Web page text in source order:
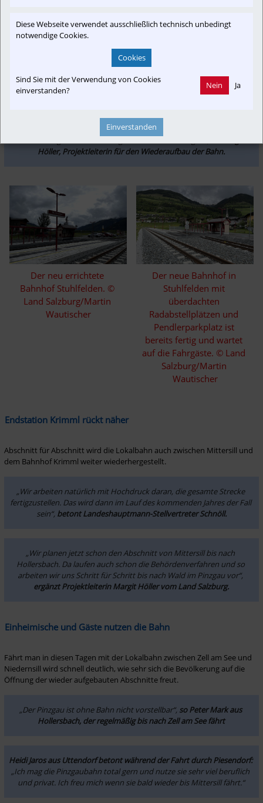
mit überdachten Radabstellplätzen und einem Pendler-Parkplatz. An den
Gleisen zwischen Niedernsill und Mittersill werden derzeit die letzten
Arbeiten erledigt.
gearbeitet. Das sind die Bereiche, die bei Hochwasser überströmt
werden. Die konventionellen Gleisstrecken mit Schotterbett sind
Höller, Projektleiterin für den Wiederaufbau der Bahn.
Der neu errichtete
Bahnhof Stuhlfelden. ©
Land Salzburg/Martin
Wautischer
Der neue Bahnhof in
Stuhlfelden mit
überdachten
Radabstellplätzen und
Pendlerparkplatz ist
bereits fertig und wartet
auf die Fahrgäste. © Land
Salzburg/Martin
Wautischer
Endstation Krimml rückt näher
Abschnitt für Abschnitt wird die Lokalbahn auch zwischen Mittersill und
dem Bahnhof Krimml weiter wiederhergestellt.
„Wir arbeiten natürlich mit Hochdruck daran, die gesamte Strecke
fertigzustellen. Das wird dann im Lauf des kommenden Jahres der Fall
sein“, betont Landeshauptmann-Stellvertreter Schnöll.
„Wir planen jetzt schon den Abschnitt von Mittersill bis nach
Hollersbach. Da laufen auch schon die Behördenverfahren und so
ergänzt Projektleiterin Margit Höller vom Land Salzburg.
Einheimische und Gäste nutzen die Bahn
Fährt man in diesen Tagen mit der Lokalbahn zwischen Zell am See und
Niedernsill wird schnell deutlich, wie sehr sich die Bevölkerung auf die
Öffnung der wieder aufgebauten Abschnitte freut.
„Der Pinzgau ist ohne Bahn nicht vorstellbar“, so Peter Mark aus
Hollersbach, der regelmäßig bis nach Zell am See fährt
Heidi Jaros aus Uttendorf betont während der Fahrt durch Piesendorf:
„Ich mag die Pinzgaubahn total gern und nutze sie sehr viel beruflich
und privat. Ich freu mich wenn sie bald wieder bis Mittersill fährt.“
Diese Webseite verwendet ausschließlich technisch unbedingt
notwendige Cookies.
Cookies
Sind Sie mit der Verwendung von Cookies
einverstanden?
Nein Ja
Einverstanden